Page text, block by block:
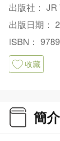
出版社： JR
出版日期：
ISBN：
收藏
簡介